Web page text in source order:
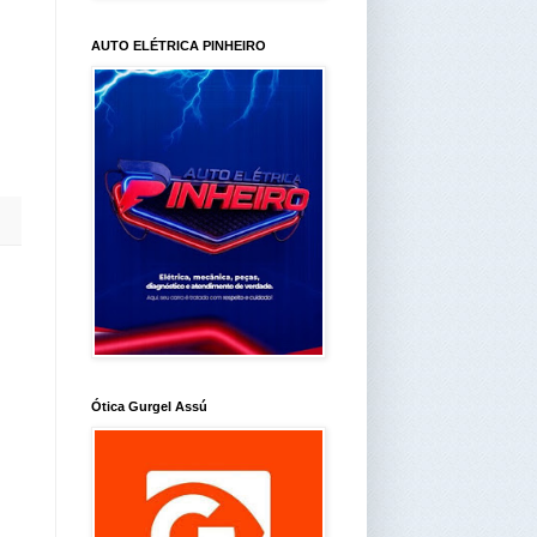
AUTO ELÉTRICA PINHEIRO
Ótica Gurgel Assú